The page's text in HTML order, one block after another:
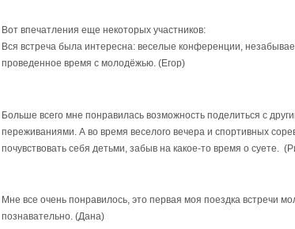
Вот впечатления еще некоторых участников:
Вся встреча была интересна: веселые конференции,
проведенное время с молодёжью. (Егор)
Больше всего мне понравилась возможность поделиться с
переживаниями. А во время веселого вечера и спортивных
почувствовать себя детьми, забыв на какое-то время о суете.
Мне все очень понравилось, это первая моя поездка встречи
познавательно. (Дана)